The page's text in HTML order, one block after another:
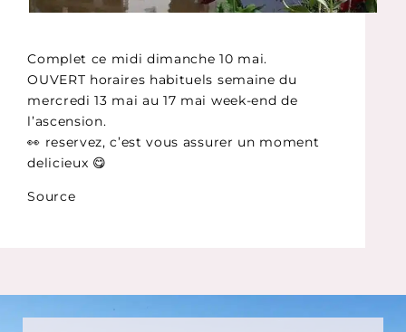
Complet ce midi dimanche 10 mai.
OUVERT horaires habituels semaine du
mercredi 13 mai au 17 mai week-end de
l’ascension.
👀 reservez, c’est vous assurer un moment
delicieux 😋
Source